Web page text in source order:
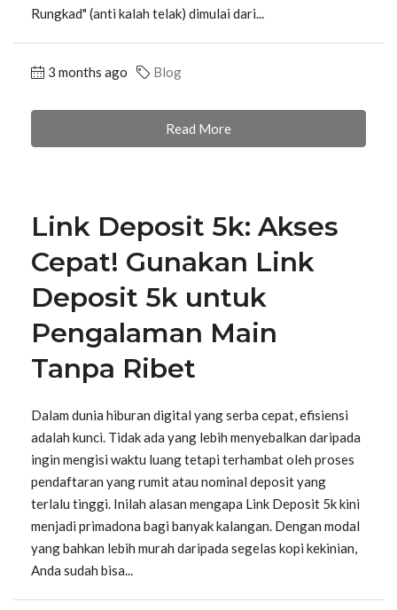
Rungkad" (anti kalah telak) dimulai dari...
3 months ago Blog
Read More
Link Deposit 5k: Akses
Cepat! Gunakan Link
Deposit 5k untuk
Pengalaman Main
Tanpa Ribet
Dalam dunia hiburan digital yang serba cepat, efisiensi
adalah kunci. Tidak ada yang lebih menyebalkan daripada
ingin mengisi waktu luang tetapi terhambat oleh proses
pendaftaran yang rumit atau nominal deposit yang
terlalu tinggi. Inilah alasan mengapa Link Deposit 5k kini
menjadi primadona bagi banyak kalangan. Dengan modal
yang bahkan lebih murah daripada segelas kopi kekinian,
Anda sudah bisa...